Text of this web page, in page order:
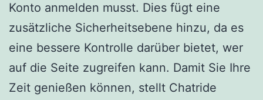
Konto anmelden musst. Dies fügt eine
zusätzliche Sicherheitsebene hinzu, da es
eine bessere Kontrolle darüber bietet, wer
auf die Seite zugreifen kann. Damit Sie Ihre
Zeit genießen können, stellt Chatride